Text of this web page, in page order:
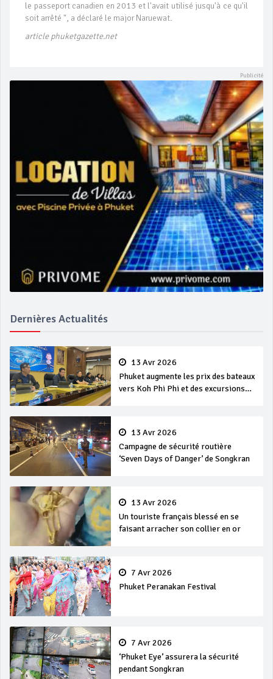
le passeport canadien en 2013 et l'avait utilisé jusqu'à ce qu'il
soit arrêté ", a déclaré le major Naruewat.
article phuketgazette.net
Dernières Actualités
13 Avr 2026
Phuket augmente les prix des bateaux
vers Koh Phi Phi et des excursions
13 Avr 2026
Campagne de sécurité routière
‘Seven Days of Danger’ de Songkran
13 Avr 2026
Un touriste français blessé en se
faisant arracher son collier en or
7 Avr 2026
Phuket Peranakan Festival
7 Avr 2026
‘Phuket Eye’ assurera la sécurité
pendant Songkran